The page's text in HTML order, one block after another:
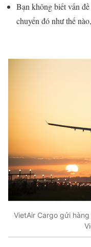
Bạn không biết vấn
chuyển đó như thế
VietAir Cargo gửi